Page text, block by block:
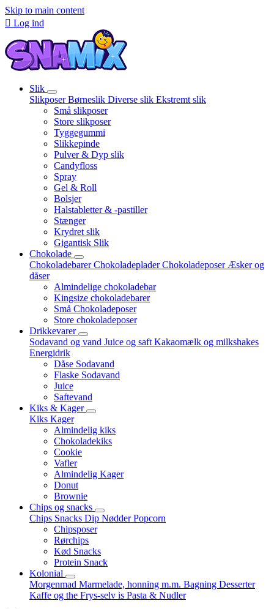
Skip to main content
 Log ind
Slik
SlikposerBørneslik Diverse slik Ekstremt slik
Små slikposer
Store slikposer
Tyggegummi
Slikkepinde
Pulver & Dyp slik
Candyfloss
Spray
Gel & Roll
Bolsjer
Halstabletter & -pastiller
Stænger
Krydret slik
Gigantisk Slik
Chokolade
ChokoladebarerChokoladepladerChokoladeposer Æsker og
dåser
Almindelige chokoladebar
Kingsize chokoladebarer
Små Chokoladeposer
Store chokoladeposer
Drikkevarer
Sodavand og vand Juice og saft Kakaomælk og milkshakes
Energidrik
Dåse Sodavand
Flaske Sodavand
Juice
Saftevand
Kiks & Kager
Kiks Kager
Almindelig kiks
Chokoladekiks
Cookie
Vafler
Almindelig Kager
Donut
Brownie
Chips og snacks
Chips Snacks Dip NødderPopcorn
Chipsposer
Rørchips
Kød Snacks
Protein Snack
Kolonial
Morgenmad Marmelade, honning m.m. Bagning Desserter
Kaffe og the Frys-selv is Pasta & Nudler